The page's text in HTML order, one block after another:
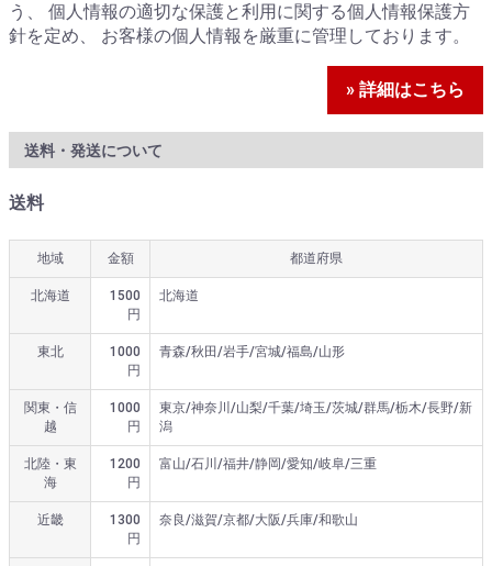
う、 個人情報の適切な保護と利用に関する個人情報保護方
針を定め、 お客様の個人情報を厳重に管理しております。
» 詳細はこちら
送料・発送について
送料
地域 金額 都道府県
北海道
1500
円
北海道
東北
1000
円
青森/秋田/岩手/宮城/福島/山形
関東・信
越
1000
円
東京/神奈川/山梨/千葉/埼玉/茨城/群馬/栃木/長野/新
潟
北陸・東
海
1200
円
富山/石川/福井/静岡/愛知/岐阜/三重
近畿
1300
円
奈良/滋賀/京都/大阪/兵庫/和歌山